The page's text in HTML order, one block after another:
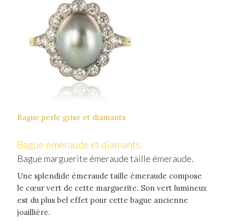
Bague perle grise et diamants
Bague émeraude et diamants.
Bague marguerite émeraude taille émeraude.
Une splendide émeraude taille émeraude compose
le cœur vert de cette marguerite. Son vert lumineux
est du plus bel effet pour cette bague ancienne
joaillière.